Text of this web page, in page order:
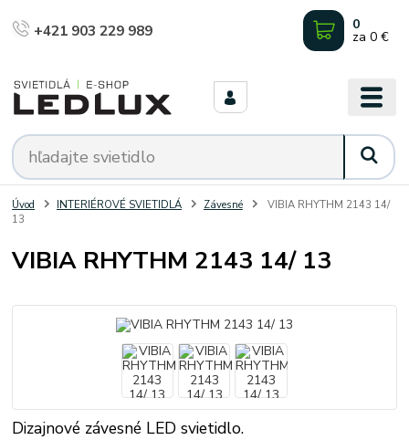
+421 903 229 989 0
za 0 €
Úvod INTERIÉROVÉ SVIETIDLÁ Závesné
VIBIA RHYTHM 2143 14/
13
VIBIA RHYTHM 2143 14/ 13
Dizajnové závesné LED svietidlo.